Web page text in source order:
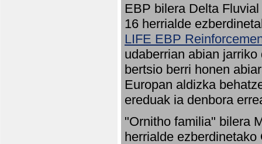
EBP bilera Delta
16 herrialde
LIFE EBP
udaberrian abian
bertsio berri honen
Europan aldizka
ereduak ia denbora
"Ornitho familia" bilera
herrialde